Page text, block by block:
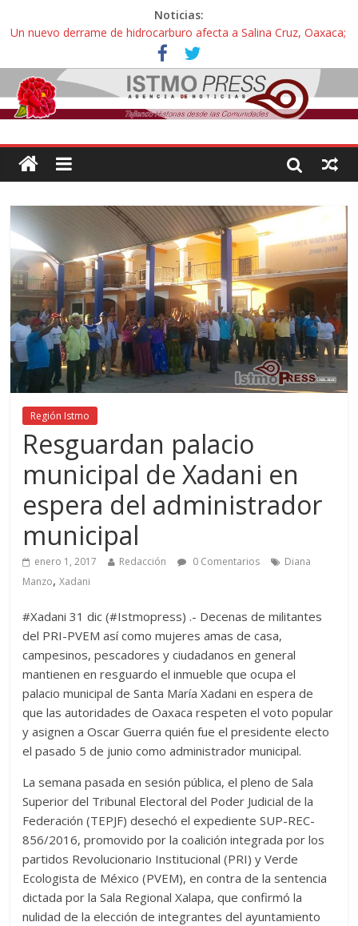
Noticias:
Un nuevo derrame de hidrocarburo afecta a Salina Cruz, Oaxaca;
ahora pescadores de Salinas del Marqués denuncian daños de
Pemex
Ángel, el joven autista expulsado por la Universidad Bienestar de
Ixtepec, Oaxaca vuelve a las aulas tras amparo
Familiares de periodista Alejandro Leyva se reúnen con titular de
intelectuales de su asesinato
Alertan pescadores de Juchitán, Oaxaca de nuevo despojo de su
Pescadores y comuneros ikoots detienen la extracción ilegal de
material pétreo de gravera Oyamel
Región Istmo
Resguardan palacio
municipal de Xadani en
espera del administrador
municipal
enero 1, 2017 Redacción 0 Comentarios
Diana
Manzo,Xadani
#Xadani 31 dic (#Istmopress) .- Decenas de militantes
del PRI-PVEM así como mujeres amas de casa,
campesinos, pescadores y ciudadanos en general
mantienen en resguardo el inmueble que ocupa el
palacio municipal de Santa María Xadani en espera de
que las autoridades de Oaxaca respeten el voto popular
y asignen a Oscar Guerra quién fue el presidente electo
el pasado 5 de junio como administrador municipal.
La semana pasada en sesión pública, el pleno de Sala
Superior del Tribunal Electoral del Poder Judicial de la
Federación (TEPJF) desechó el expediente SUP-REC-
856/2016, promovido por la coalición integrada por los
partidos Revolucionario Institucional (PRI) y Verde
Ecologista de México (PVEM), en contra de la sentencia
dictada por la Sala Regional Xalapa, que confirmó la
nulidad de la elección de integrantes del ayuntamiento